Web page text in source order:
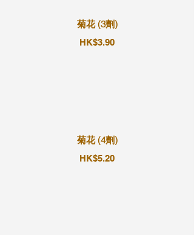
菊花 (3劑)
HK$3.90
菊花 (4劑)
HK$5.20